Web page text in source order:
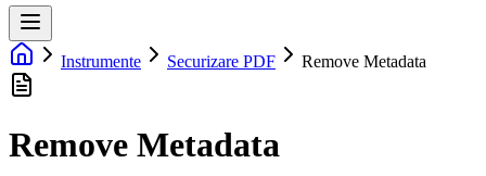
Instrumente Securizare PDF Remove Metadata
Remove Metadata